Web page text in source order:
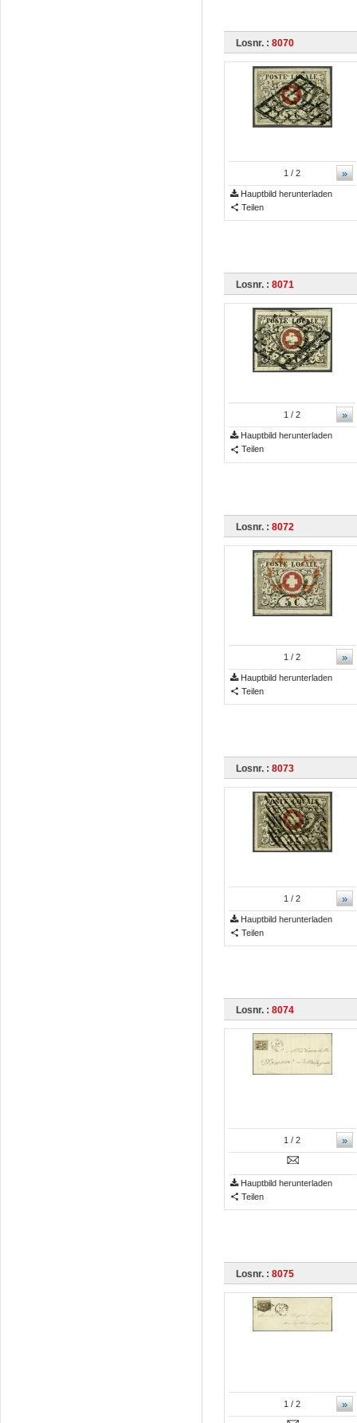
Losnr. : 8070
»
1 / 2
Hauptbild herunterladen
Teilen
Losnr. : 8071
»
1 / 2
Hauptbild herunterladen
Teilen
Losnr. : 8072
»
1 / 2
Hauptbild herunterladen
Teilen
Losnr. : 8073
»
1 / 2
Hauptbild herunterladen
Teilen
Losnr. : 8074
»
1 / 2
Hauptbild herunterladen
Teilen
Losnr. : 8075
»
1 / 2